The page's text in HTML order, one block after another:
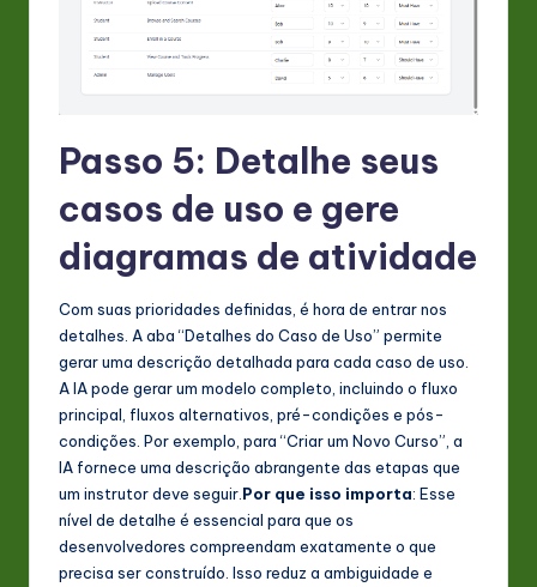
Passo 5: Detalhe seus
casos de uso e gere
diagramas de atividade
Com suas prioridades definidas, é hora de entrar nos
detalhes. A aba “Detalhes do Caso de Uso” permite
gerar uma descrição detalhada para cada caso de uso.
A IA pode gerar um modelo completo, incluindo o fluxo
principal, fluxos alternativos, pré-condições e pós-
condições. Por exemplo, para “Criar um Novo Curso”, a
IA fornece uma descrição abrangente das etapas que
um instrutor deve seguir. Por que isso importa: Esse
nível de detalhe é essencial para que os
desenvolvedores compreendam exatamente o que
precisa ser construído. Isso reduz a ambiguidade e